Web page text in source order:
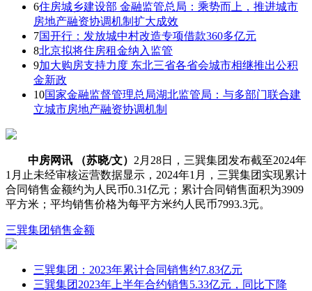
6住房城乡建设部 金融监管总局：乘势而上，推进城市
房地产融资协调机制扩大成效
7国开行：发放城中村改造专项借款360多亿元
8北京拟将住房租金纳入监管
9加大购房支持力度 东北三省各省会城市相继推出公积
金新政
10国家金融监督管理总局湖北监管局：与多部门联合建
立城市房地产融资协调机制
中房网讯 （苏晓/文） 2月28日，三巽集团发布截至2024年
1月止未经审核运营数据显示，2024年1月，三巽集团实现累计
合同销售金额约为人民币0.31亿元；累计合同销售面积为3909
平方米；平均销售价格为每平方米约人民币7993.3元。
三巽集团销售金额
三巽集团：2023年累计合同销售约7.83亿元
三巽集团2023年上半年合约销售5.33亿元，同比下降